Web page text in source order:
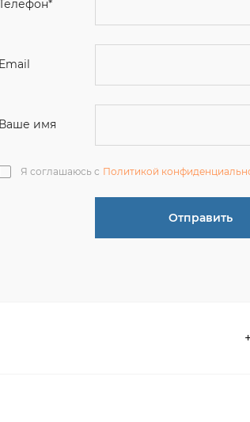
Я соглашаюсь с
Отправить